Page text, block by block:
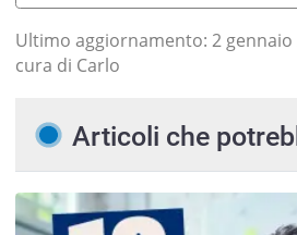
Ultimo aggiornamento: 2 gennaio
cura di Carlo
Articoli che